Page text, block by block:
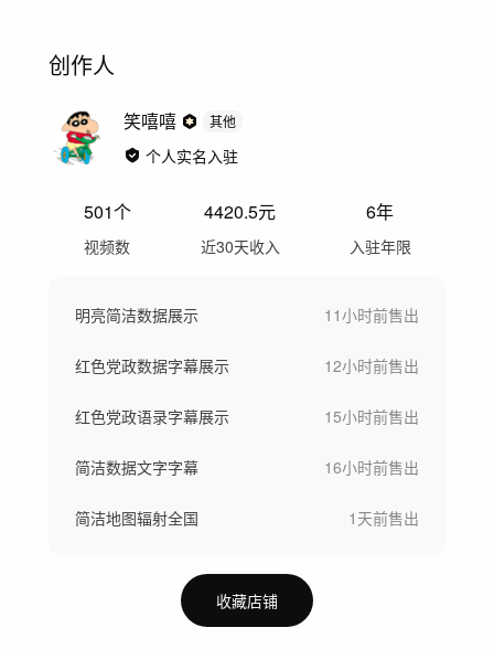
创作人
笑嘻嘻 其他
个人实名入驻
501个
视频数
4420.5元
近30天收入
6年
入驻年限
明亮简洁数据展示 11小时前售出
红色党政数据字幕展示 12小时前售出
红色党政语录字幕展示 15小时前售出
简洁数据文字字幕 16小时前售出
简洁地图辐射全国 1天前售出
收藏店铺